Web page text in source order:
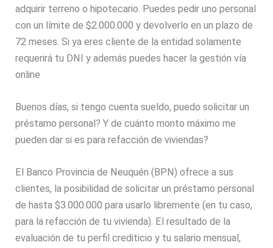
adquirir terreno o hipotecario. Puedes pedir uno personal
con un límite de $2.000.000 y devolverlo en un plazo de
72 meses. Si ya eres cliente de la entidad solamente
requerirá tu DNI y además puedes hacer la gestión vía
online
Buenos días, si tengo cuenta sueldo, puedo solicitar un
préstamo personal? Y de cuánto monto máximo me
pueden dar si es para refacción de viviendas?
El Banco Provincia de Neuquén (BPN) ofrece a sus
clientes, la posibilidad de solicitar un préstamo personal
de hasta $3.000.000 para usarlo libremente (en tu caso,
para la refacción de tu vivienda). El resultado de la
evaluación de tu perfil crediticio y tu salario mensual,